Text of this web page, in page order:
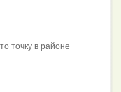
точку в районе